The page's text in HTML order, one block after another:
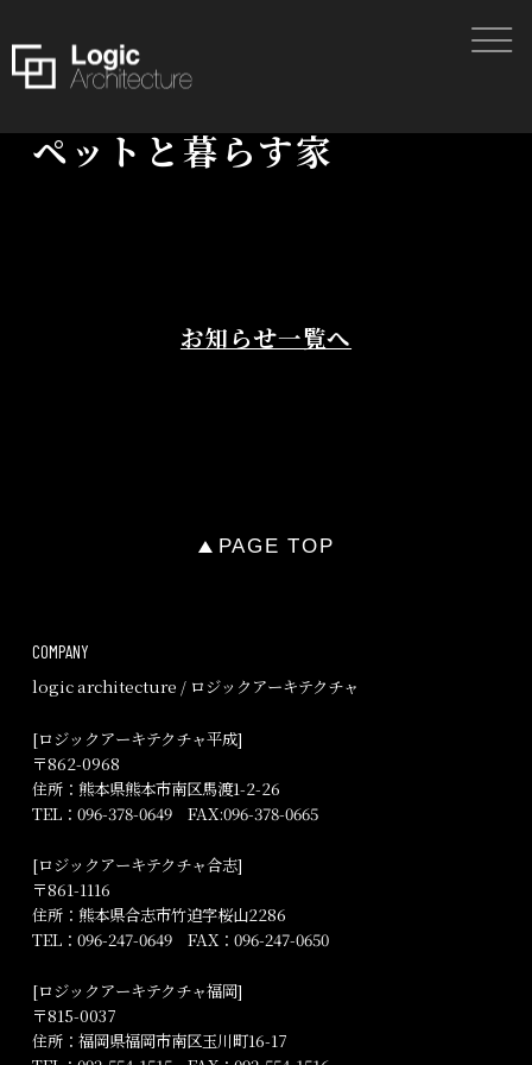
ペットと暮らす家
お知らせ一覧へ
PAGE TOP
COMPANY
logic architecture / ロジックアーキテクチャ
[ロジックアーキテクチャ平成]
〒862-0968
住所：熊本県熊本市南区馬渡1-2-26
TEL： 096-378-0649FAX:096-378-0665
[ロジックアーキテクチャ合志]
〒861-1116
住所：熊本県合志市竹迫字桜山2286
TEL： 096-247-0649FAX：096-247-0650
[ロジックアーキテクチャ福岡]
〒815-0037
住所：福岡県福岡市南区玉川町16-17